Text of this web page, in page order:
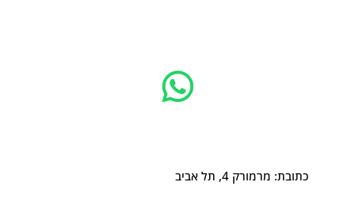
כתובת: מרמורק 4, תל אביב